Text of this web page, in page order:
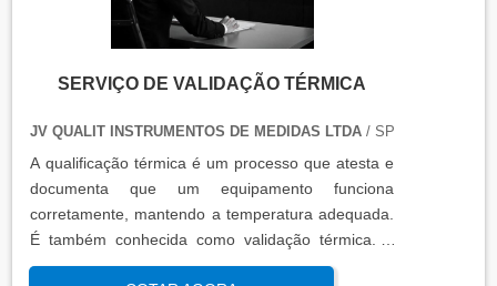
SERVIÇO DE VALIDAÇÃO TÉRMICA
JV QUALIT INSTRUMENTOS DE MEDIDAS LTDA/ SP
A qualificação térmica é um processo que atesta e
documenta que um equipamento funciona
corretamente, mantendo a temperatura adequada.
É também conhecida como validação térmica. A
qualificação térmica é importante para garantir a